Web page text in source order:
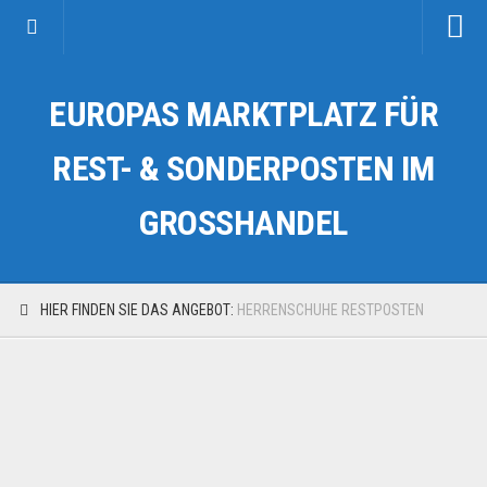
Kategorien
Auto & Motorrad
Fahrzeuge & Transport
EUROPAS MARKTPLATZ FÜR
REST- & SONDERPOSTEN IM
GROSSHANDEL
HIER FINDEN SIE DAS ANGEBOT: HERRENSCHUHE RESTPOSTEN